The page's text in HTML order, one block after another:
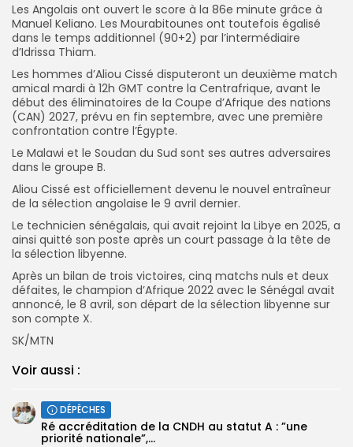
Les Angolais ont ouvert le score à la 86e minute grâce à
Manuel Keliano. Les Mourabitounes ont toutefois égalisé
dans le temps additionnel (90+2) par l’intermédiaire
d’Idrissa Thiam.
Les hommes d’Aliou Cissé disputeront un deuxième match
amical mardi à 12h GMT contre la Centrafrique, avant le
début des éliminatoires de la Coupe d’Afrique des nations
(CAN) 2027, prévu en fin septembre, avec une première
confrontation contre l’Égypte.
Le Malawi et le Soudan du Sud sont ses autres adversaires
dans le groupe B.
Aliou Cissé est officiellement devenu le nouvel entraîneur
de la sélection angolaise le 9 avril dernier.
Le technicien sénégalais, qui avait rejoint la Libye en 2025, a
ainsi quitté son poste après un court passage à la tête de
la sélection libyenne.
Après un bilan de trois victoires, cinq matchs nuls et deux
défaites, le champion d’Afrique 2022 avec le Sénégal avait
annoncé, le 8 avril, son départ de la sélection libyenne sur
son compte X.
SK/MTN
Voir aussi :
DÉPÊCHES
Ré accréditation de la CNDH au statut A : ”une
priorité nationale”,...